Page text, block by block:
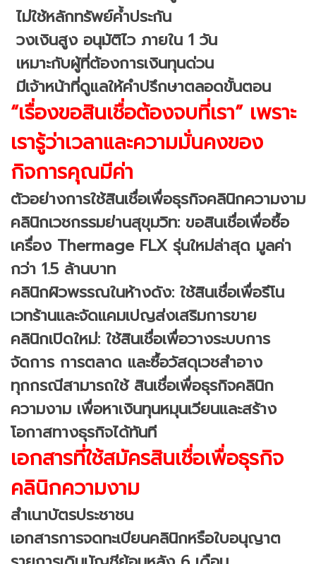
ไม่ใช้หลักทรัพย์ค้ำประกัน
วงเงินสูง อนุมัติไว ภายใน 1 วัน
เหมาะกับผู้ที่ต้องการเงินทุนด่วน
มีเจ้าหน้าที่ดูแลให้คำปรึกษาตลอดขั้นตอน
“เรื่องขอสินเชื่อต้องจบที่เรา” เพราะ
เรารู้ว่าเวลาและความมั่นคงของ
กิจการคุณมีค่า
ตัวอย่างการใช้สินเชื่อเพื่อธุรกิจคลินิกความงาม
คลินิกเวชกรรมย่านสุขุมวิท: ขอสินเชื่อเพื่อซื้อ
เครื่อง Thermage FLX รุ่นใหม่ล่าสุด มูลค่า
กว่า 1.5 ล้านบาท
คลินิกผิวพรรณในห้างดัง: ใช้สินเชื่อเพื่อรีโน
เวทร้านและจัดแคมเปญส่งเสริมการขาย
คลินิกเปิดใหม่: ใช้สินเชื่อเพื่อวางระบบการ
จัดการ การตลาด และซื้อวัสดุเวชสำอาง
ทุกกรณีสามารถใช้ สินเชื่อเพื่อธุรกิจคลินิก
ความงาม เพื่อหาเงินทุนหมุนเวียนและสร้าง
โอกาสทางธุรกิจได้ทันที
เอกสารที่ใช้สมัครสินเชื่อเพื่อธุรกิจ
คลินิกความงาม
สำเนาบัตรประชาชน
เอกสารการจดทะเบียนคลินิกหรือใบอนุญาต